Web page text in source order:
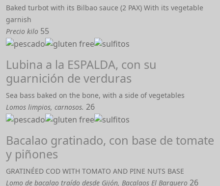
Baked turbot with its Bilbao sauce (2 PAX) With its vegetable
garnish
Precio kilo 55
Lubina a la ESPALDA, con su
guarnición de verduras
Sea bass baked on the bone, with a side of vegetables
Lomos limpios, carnosos. 26
Bacalao gratinado, con base de tomate
y piñones
GRATINÉED COD WITH TOMATO AND PINE NUTS BASE
Lomo de bacalao traído desde Gijón, Bacalaos El Barquero 26